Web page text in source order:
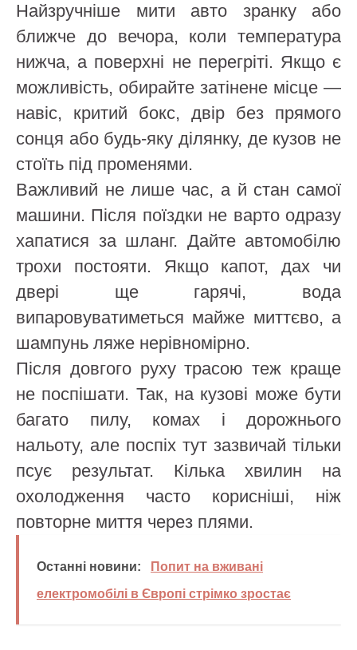
Найзручніше мити авто зранку або
ближче до вечора, коли температура
нижча, а поверхні не перегріті. Якщо є
можливість, обирайте затінене місце —
навіс, критий бокс, двір без прямого
сонця або будь-яку ділянку, де кузов не
стоїть під променями.
Важливий не лише час, а й стан самої
машини. Після поїздки не варто одразу
хапатися за шланг. Дайте автомобілю
трохи постояти. Якщо капот, дах чи
двері ще гарячі, вода
випаровуватиметься майже миттєво, а
шампунь ляже нерівномірно.
Після довгого руху трасою теж краще
не поспішати. Так, на кузові може бути
багато пилу, комах і дорожнього
нальоту, але поспіх тут зазвичай тільки
псує результат. Кілька хвилин на
охолодження часто корисніші, ніж
повторне миття через плями.
Останні новини:
Попит на вживані
електромобілі в Європі стрімко зростає